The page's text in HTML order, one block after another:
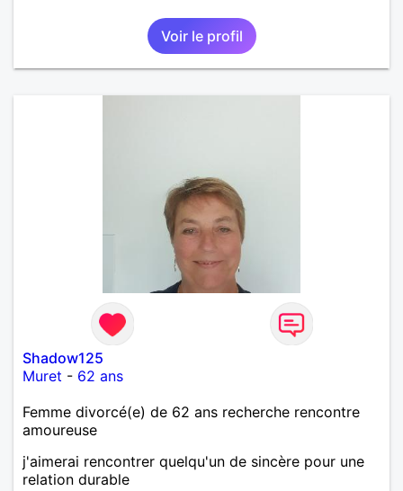
Voir le profil
Shadow125
Muret - 62 ans
Femme divorcé(e) de 62 ans recherche rencontre
amoureuse
j'aimerai rencontrer quelqu'un de sincère pour une
relation durable